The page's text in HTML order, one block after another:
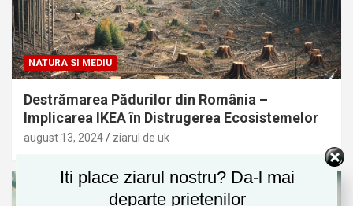
NATURA SI MEDIU
Destrămarea Pădurilor din România –
Implicarea IKEA în Distrugerea Ecosistemelor
august 13, 2024 ziarul de uk
Iti place ziarul nostru? Da-l mai
departe prietenilor